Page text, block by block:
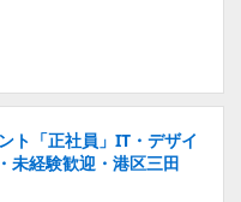
ト「正社員」IT・デザイ
未経験歓迎・港区三田